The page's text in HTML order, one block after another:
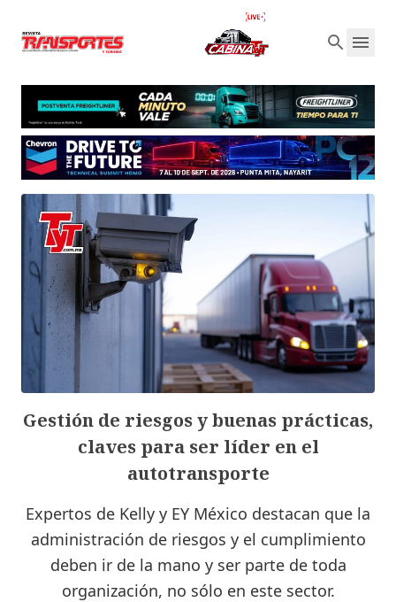
Gestión de riesgos y buenas prácticas,
claves para ser líder en el
autotransporte
Expertos de Kelly y EY México destacan que la
administración de riesgos y el cumplimiento
deben ir de la mano y ser parte de toda
organización, no sólo en este sector.